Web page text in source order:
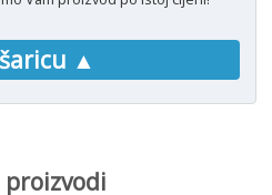
▲
proizvodi